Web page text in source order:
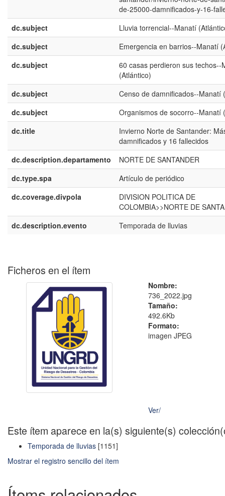
de-25000-damnificados-y-16-
dc.subject
Lluvia torrencial--Manatí
dc.subject
Emergencia en barrios--Manatí
dc.subject
60 casas perdieron sus techos--
(Atlántico)
dc.subject
Censo de damnificados--Manatí
dc.subject
Organismos de socorro--Manatí
dc.title
Invierno Norte de Santander:
damnificados y 16 fallecidos
dc.description.departamento
NORTE DE SANTANDER
dc.type.spa
Artículo de periódico
dc.coverage.divpola
DIVISION POLITICA DE
COLOMBIA>>NORTE DE
dc.description.evento
Temporada de lluvias
Ficheros en el ítem
Nombre:
736_2022.jpg
Tamaño:
492.6Kb
Formato:
imagen JPEG
Ver/
Este ítem aparece en la(s) siguiente(s)
Temporada de lluvias [1151]
Mostrar el registro sencillo del ítem